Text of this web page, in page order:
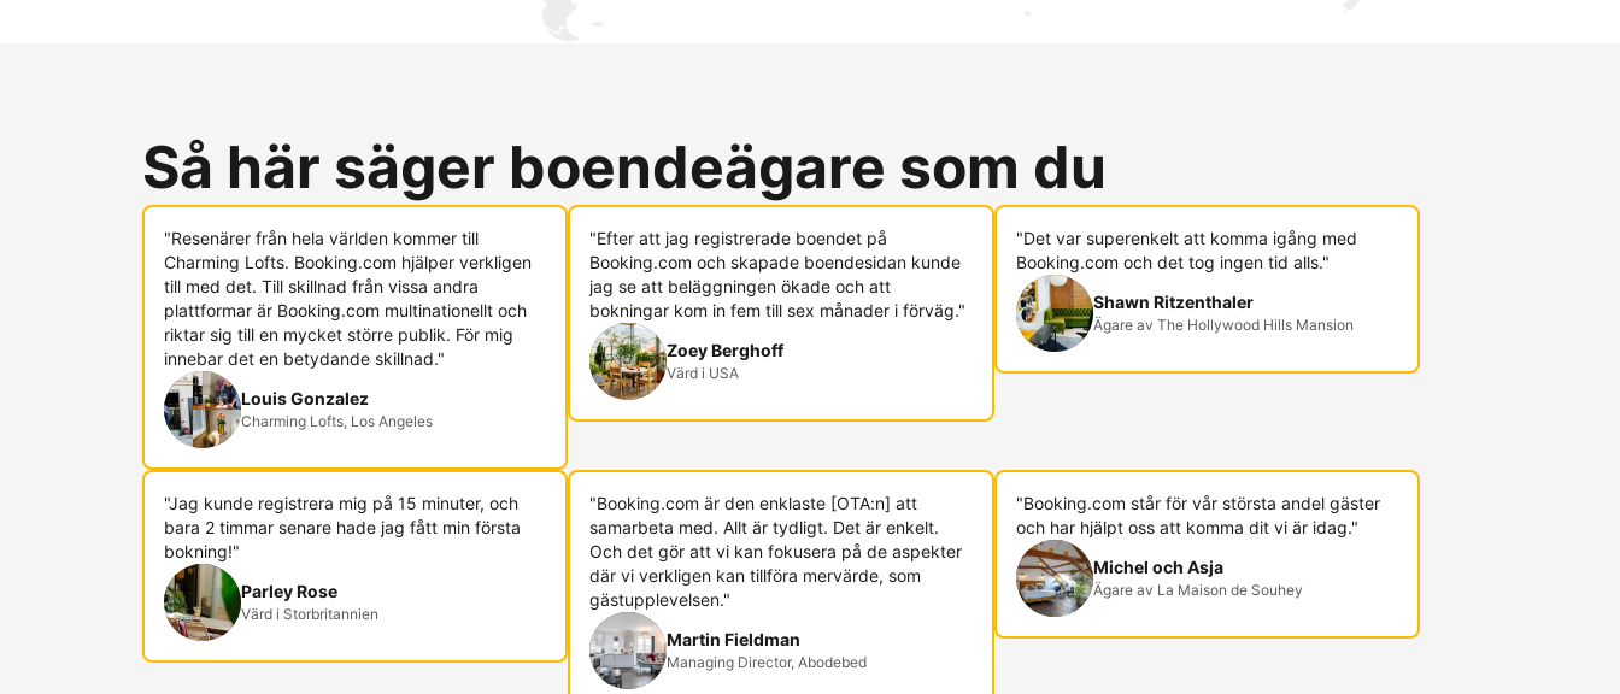
Så här säger boendeägare som du
"Resenärer från hela världen kommer till
Charming Lofts. Booking.com hjälper verkligen
till med det. Till skillnad från vissa andra
plattformar är Booking.com multinationellt och
riktar sig till en mycket större publik. För mig
innebar det en betydande skillnad."
Louis Gonzalez
Charming Lofts, Los Angeles
"Efter att jag registrerade boendet på
Booking.com och skapade boendesidan kunde
jag se att beläggningen ökade och att
bokningar kom in fem till sex månader i förväg."
Zoey Berghoff
Värd i USA
"Det var superenkelt att komma igång med
Booking.com och det tog ingen tid alls."
Shawn Ritzenthaler
Ägare av The Hollywood Hills Mansion
"Jag kunde registrera mig på 15 minuter, och
bara 2 timmar senare hade jag fått min första
bokning!"
Parley Rose
Värd i Storbritannien
"Booking.com är den enklaste [OTA:n] att
samarbeta med. Allt är tydligt. Det är enkelt.
Och det gör att vi kan fokusera på de aspekter
där vi verkligen kan tillföra mervärde, som
gästupplevelsen."
Martin Fieldman
Managing Director, Abodebed
"Booking.com står för vår största andel gäster
och har hjälpt oss att komma dit vi är idag."
Michel och Asja
Ägare av La Maison de Souhey